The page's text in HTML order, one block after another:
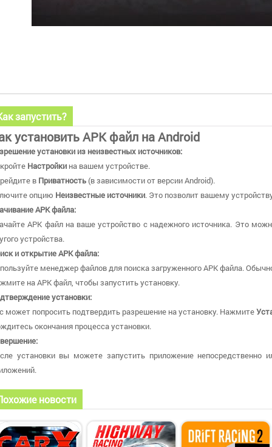
запустить?
установить APK файл на Android
установки из неизвестных источников:
Настройки на вашем устройстве.
в Приватность (в зависимости от версии Android).
опцию Неизвестные источники. Это позволит вашему
APK файла:
APK файл на ваше устройство с надежного источника. Это
устройства.
и открытие APK файла:
менеджер файлов для поиска загруженного APK файла.
на APK файл, чтобы запустить установку.
установки:
может попросить подтвердить разрешение на установку. Нажмите
окончания процесса установки.
установки вы можете запустить приложение
новости